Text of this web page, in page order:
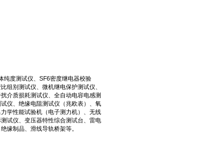
度测试仪、SF6密度继电器校验
组别测试仪、微机继电保护测试仪、
介质损耗测试仪、全自动电容电感测
仪、绝缘电阻测试仪（兆欧表）、氧
学性能试验机（电子测力机）、无线
试仪、变压器特性综合测试台、雷电
缘制品、滑线导轨桥架等。